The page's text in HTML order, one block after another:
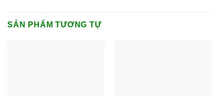
SẢN PHẨM TƯƠNG TỰ